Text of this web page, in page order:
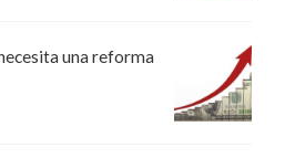
una reforma